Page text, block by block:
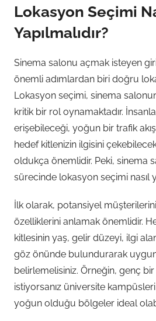
Lokasyon Seçimi
Yapılmalıdır?
Sinema salonu açmak isteyen
önemli adımlardan biri doğru
Lokasyon seçimi, sinema
kritik bir rol oynamaktadır.
erişebileceği, yoğun bir trafik
hedef kitlenizin ilgisini
oldukça önemlidir. Peki, sinema
sürecinde lokasyon seçimi nasıl
İlk olarak, potansiyel
özelliklerini anlamak önemlidir.
kitlesinin yaş, gelir düzeyi, ilgi
göz önünde bulundurarak
belirlemelisiniz. Örneğin, genç
istiyorsanız üniversite
yoğun olduğu bölgeler ideal